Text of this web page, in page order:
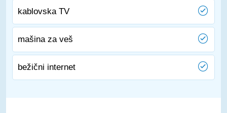
kablovska TV
mašina za veš
bežični internet